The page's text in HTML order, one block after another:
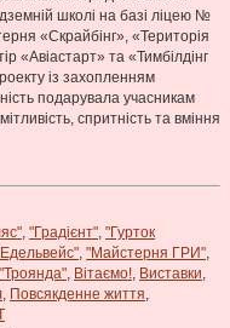
школі на базі ліцею №
«Скрайбінг», «Територія
«Авіастарт» та «Тимбілдінг
із захопленням
подарувала учасникам
спритність та вміння
, "Градієнт", "Гурток
, "Майстерня ГРИ",
"Троянда", Вітаємо!, Виставки,
, Повсякденне життя,